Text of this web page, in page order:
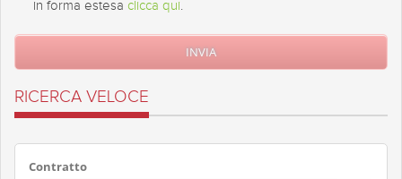
in forma estesa clicca qui.
RICERCA VELOCE
Contratto